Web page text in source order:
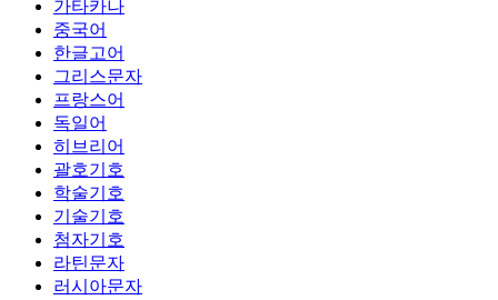
가타카나
중국어
한글고어
그리스문자
프랑스어
독일어
히브리어
괄호기호
학술기호
기술기호
첨자기호
라틴문자
러시아문자